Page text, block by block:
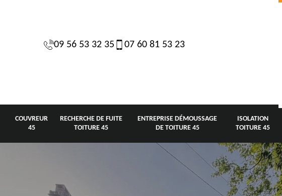
09 56 53 32 35 07 60 81 53 23
COUVREUR
45
RECHERCHE DE FUITE
TOITURE 45
ENTREPRISE DÉMOUSSAGE
DE TOITURE 45
ISOLATION
TOITURE 45